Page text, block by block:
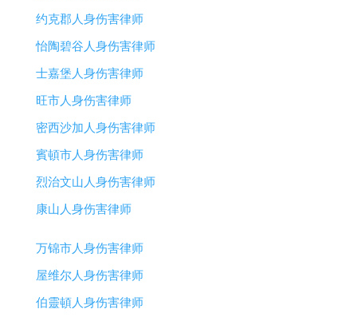
约克郡人身伤害律师
怡陶碧谷人身伤害律师
士嘉堡人身伤害律师
旺市人身伤害律师
密西沙加人身伤害律师
賓頓市人身伤害律师
烈治文山人身伤害律师
康山人身伤害律师
万锦市人身伤害律师
屋维尔人身伤害律师
伯靈頓人身伤害律师